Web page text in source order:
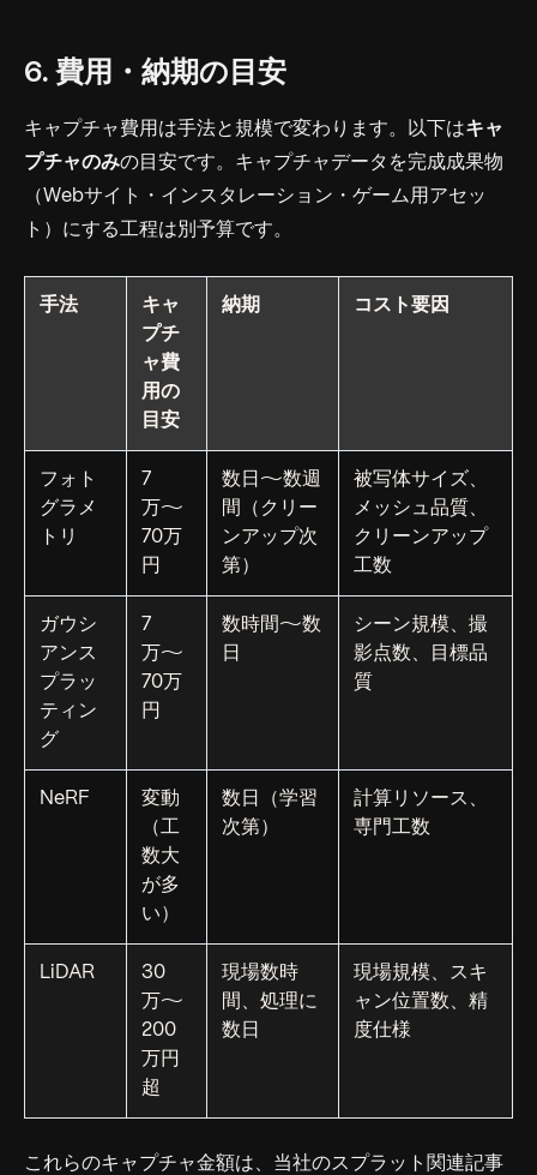
6. 費用・納期の目安
キャプチャ費用は手法と規模で変わります。以下はキャ
プチャのみの目安です。キャプチャデータを完成成果物
（Webサイト・インスタレーション・ゲーム用アセッ
ト）にする工程は別予算です。
手法
キャ
プチ
ャ費
用の
目安
納期 コスト要因
フォト
グラメ
トリ
7
万〜
70万
円
数日〜数週
間（クリー
ンアップ次
第）
被写体サイズ、
メッシュ品質、
クリーンアップ
工数
ガウシ
アンス
プラッ
ティン
グ
7
万〜
70万
円
数時間〜数
日
シーン規模、撮
影点数、目標品
質
NeRF
変動
（工
数大
が多
い）
数日（学習
次第）
計算リソース、
専門工数
LiDAR
30
万〜
200
万円
超
現場数時
間、処理に
数日
現場規模、スキ
ャン位置数、精
度仕様
これらのキャプチャ金額は、当社のスプラット関連記事